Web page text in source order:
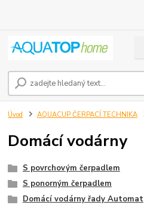
Úvod AQUACUP ČERPACÍ TECHNIKA
Domácí vodárny
S povrchovým čerpadlem
S ponorným čerpadlem
Domácí vodárny řady Automat